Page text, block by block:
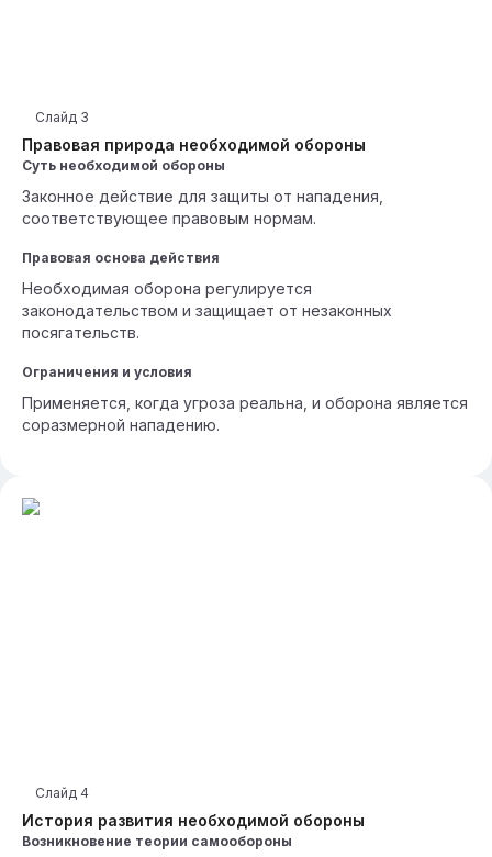
Правовая природа необходимой обороны
Слайд 3
Суть необходимой обороны
Законное действие для защиты от нападения,
соответствующее правовым нормам.
Правовая основа действия
Необходимая оборона регулируется
законодательством и защищает от незаконных
посягательств.
Ограничения и условия
Применяется, когда угроза реальна, и оборона является
соразмерной нападению.
История развития необходимой обороны
Слайд 4
Возникновение теории самообороны